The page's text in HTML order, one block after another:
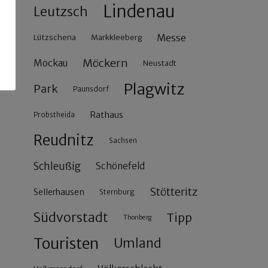
Leutzsch Lindenau
Lützschena Markkleeberg Messe
Mockau Möckern Neustadt
Park Paunsdorf Plagwitz
Probstheida Rathaus
Reudnitz Sachsen
Schleußig Schönefeld
Sellerhausen Sternburg Stötteritz
Südvorstadt Thonberg Tipp
Touristen Umland